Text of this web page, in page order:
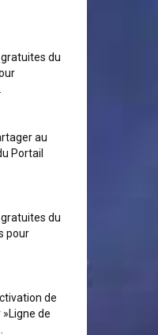
du
au
Portail
du
pour
de
de